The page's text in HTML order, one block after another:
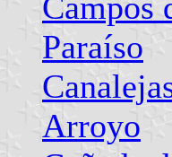
Paraíso
Arroyo